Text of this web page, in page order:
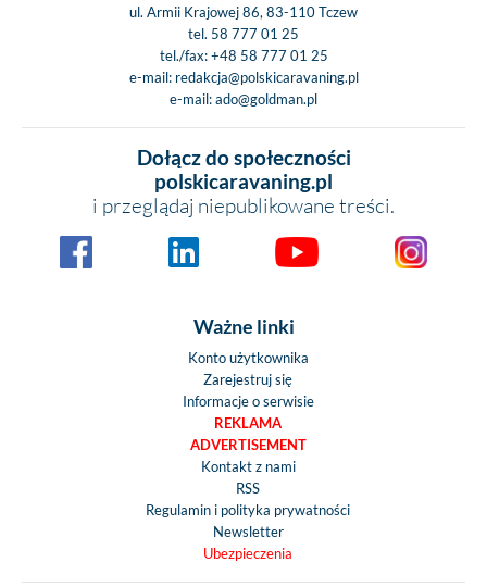
ul. Armii Krajowej 86, 83-110 Tczew
tel. 58 777 01 25
tel./fax:+48 58 777 01 25
e-mail: redakcja@polskicaravaning.pl
e-mail:ado@goldman.pl
Dołącz do społeczności
polskicaravaning.pl
i przeglądaj niepublikowane treści.
Ważne linki
Konto użytkownika
Zarejestruj się
Informacje o serwisie
REKLAMA
ADVERTISEMENT
Kontakt z nami
RSS
Regulamin i polityka prywatności
Newsletter
Ubezpieczenia